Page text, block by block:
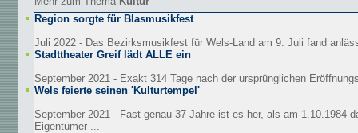
Region sorgte für Blasmusikfest
Juli 2022 - Das Bezirksmusikfest für Wels-Land am 9. Juli fand
Stadttheater Greif lädt ALLE ein
September 2021 - Exakt 314 Tage nach der ursprünglichen
Wels feierte seinen 'Kulturtempel'
September 2021 - Fast genau 37 Jahre ist es her, als am 1.10.1984
Eigentümer ...